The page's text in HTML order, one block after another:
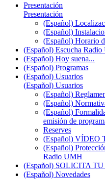
Presentación
Presentación
(Español)
(Español)
(Español) Horario
(Español) Escucha
(Español) Hoy suena...
(Español) Programas
(Español) Usuarios
(Español) Usuarios
(Español)
(Español)
(Español)
emisión de
Reserves
(Español) VÍDEO
(Español)
Radio UMH
(Español) SOLICITA
(Español) Novedades